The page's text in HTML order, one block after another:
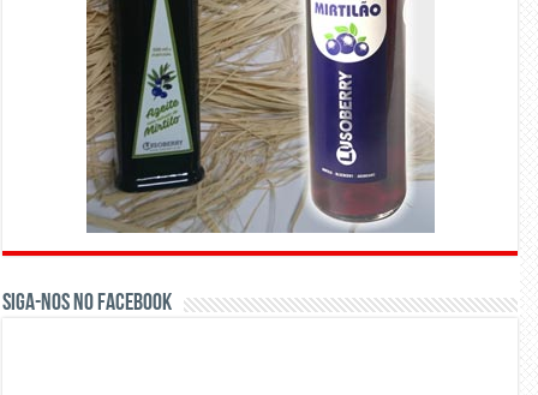
Siga-nos no Facebook